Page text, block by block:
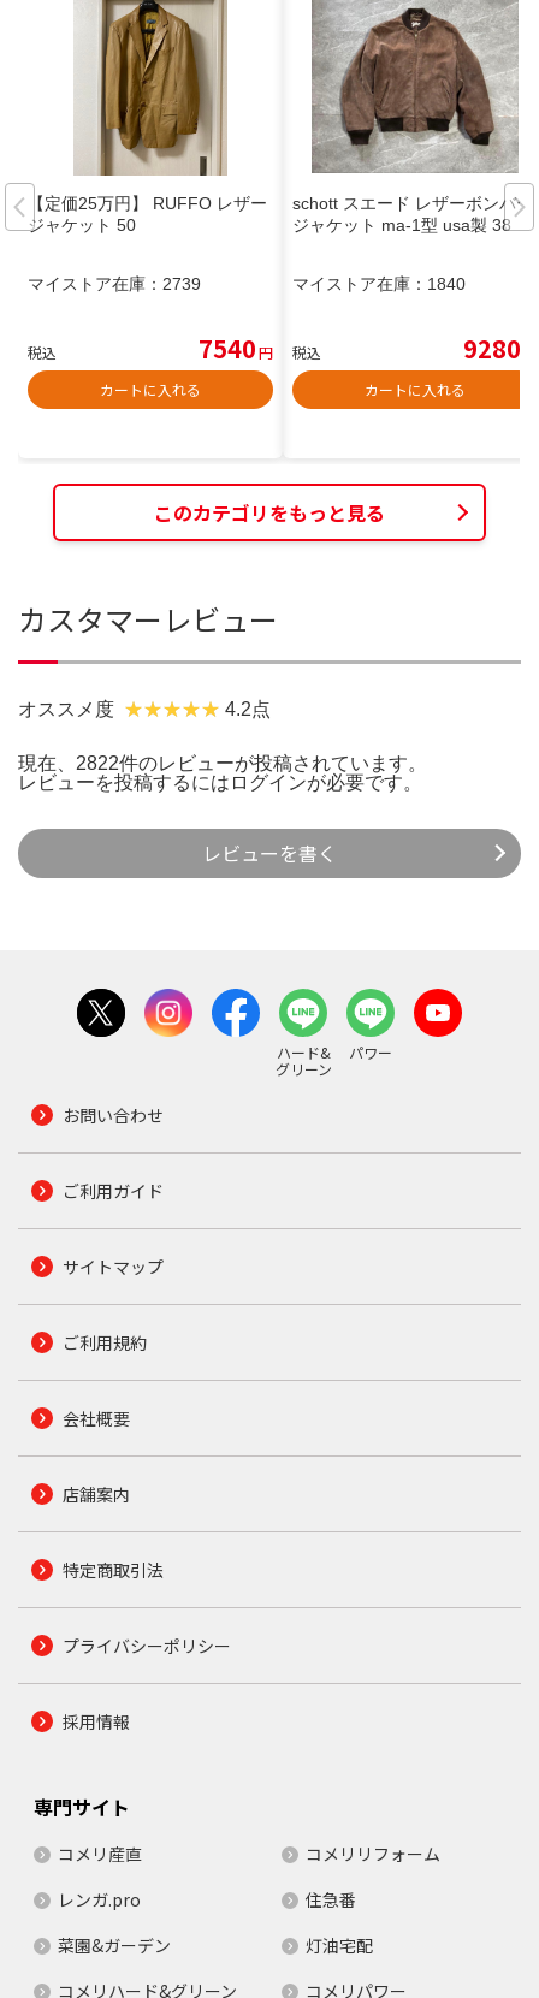
【定価25万円】 RUFFO レザー
ジャケット 50
マイストア在庫： 2739
税込 7540円
カートに入れる
schott スエード レザーボンバー
ジャケット ma-1型 usa製 38
マイストア在庫： 1840
税込 9280
カートに入れる
このカテゴリをもっと見る
カスタマーレビュー
オススメ度 4.2点
現在、2822件のレビューが投稿されています。
レビューを投稿するには ログインが必要です。
レビューを書く
ハード&
グリーン
パワー
お問い合わせ
ご利用ガイド
サイトマップ
ご利用規約
会社概要
店舗案内
特定商取引法
プライバシーポリシー
採用情報
専門サイト
コメリ産直
コメリリフォーム
レンガ.pro
住急番
菜園&ガーデン
灯油宅配
コメリハード&グリーン
コメリパワー